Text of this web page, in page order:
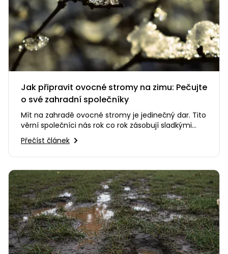
Jak připravit ovocné stromy na zimu: Pečujte
o své zahradní společníky
Mít na zahradě ovocné stromy je jedinečný dar. Tito
věrní společníci nás rok co rok zásobují sladkými
plody, dávají…
Přečíst článek